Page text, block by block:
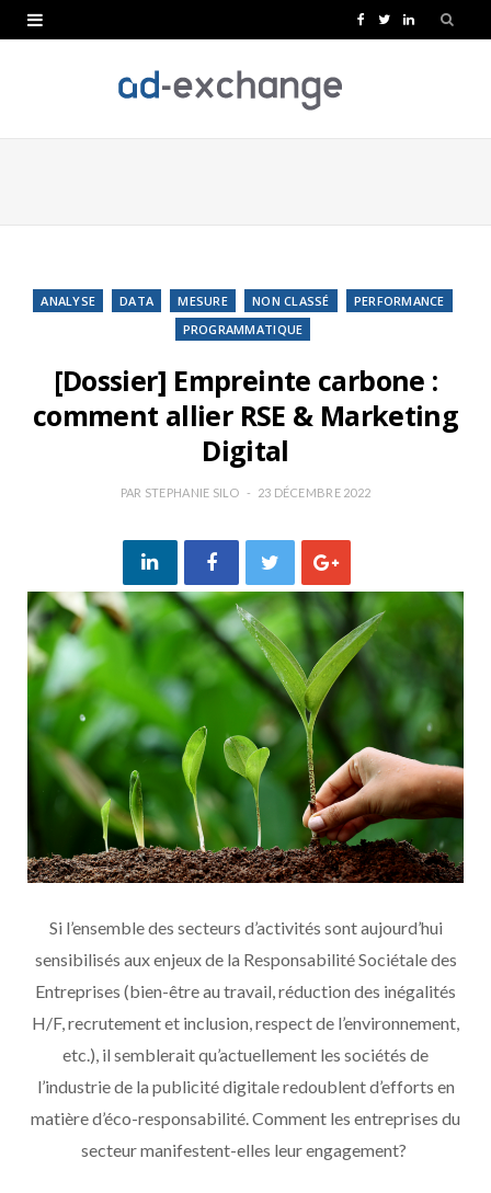
e
k
T
t
L
k
n
ANALYSE DATA MESURE NON CLASSÉ
PERFORMANCE
PROGRAMMATIQUE
[Dossier] Empreinte carbone :
comment allier RSE & Marketing
Digital
PAR STEPHANIE SILO 23 DÉCEMBRE 2022
Si l’ensemble des secteurs d’activités sont aujourd’hui
sensibilisés aux enjeux de la Responsabilité Sociétale des
Entreprises (bien-être au travail, réduction des inégalités
H/F, recrutement et inclusion, respect de l’environnement,
etc.), il semblerait qu’actuellement les sociétés de
l’industrie de la publicité digitale redoublent d’efforts en
matière d’éco-responsabilité. Comment les entreprises du
secteur manifestent-elles leur engagement?